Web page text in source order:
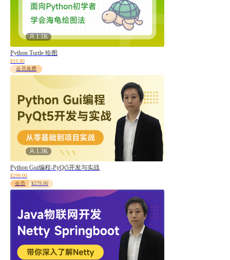
1.1K
Python Turtle 绘图
¥19.80
会员免费
1.3K
Python Gui编程-PyQt5开发与实战
¥299.00
会员
¥279.90